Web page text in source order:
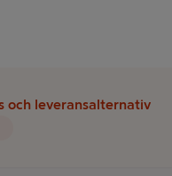
leveransalternativ